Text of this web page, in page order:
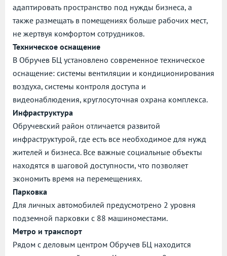
адаптировать пространство под нужды бизнеса, а
также размещать в помещениях больше рабочих мест,
не жертвуя комфортом сотрудников.
Техническое оснащение
В Обручев БЦ установлено современное техническое
оснащение: системы вентиляции и кондиционирования
воздуха, системы контроля доступа и
видеонаблюдения, круглосуточная охрана комплекса.
Инфраструктура
Обручевский район отличается развитой
инфраструктурой, где есть все необходимое для нужд
жителей и бизнеса. Все важные социальные объекты
находятся в шаговой доступности, что позволяет
экономить время на перемещениях.
Парковка
Для личных автомобилей предусмотрено 2 уровня
подземной парковки с 88 машиноместами.
Метро и транспорт
Рядом с деловым центром Обручев БЦ находится